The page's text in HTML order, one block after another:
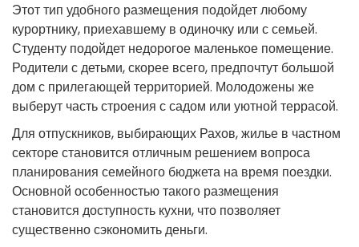
Этот тип удобного размещения подойдет любому
курортнику, приехавшему в одиночку или с семьей.
Студенту подойдет недорогое маленькое помещение.
Родители с детьми, скорее всего, предпочтут большой
дом с прилегающей территорией. Молодожены же
выберут часть строения с садом или уютной террасой.
Для отпускников, выбирающих Рахов, жилье в частном
секторе становится отличным решением вопроса
планирования семейного бюджета на время поездки.
Основной особенностью такого размещения
становится доступность кухни, что позволяет
существенно сэкономить деньги.